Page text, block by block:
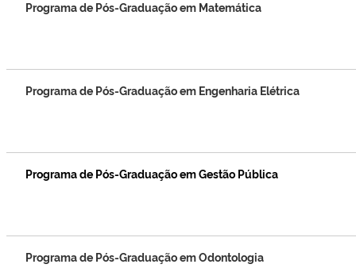
Programa de Pós-Graduação em Matemática
Programa de Pós-Graduação em Engenharia Elétrica
Programa de Pós-Graduação em Gestão Pública
Programa de Pós-Graduação em Odontologia